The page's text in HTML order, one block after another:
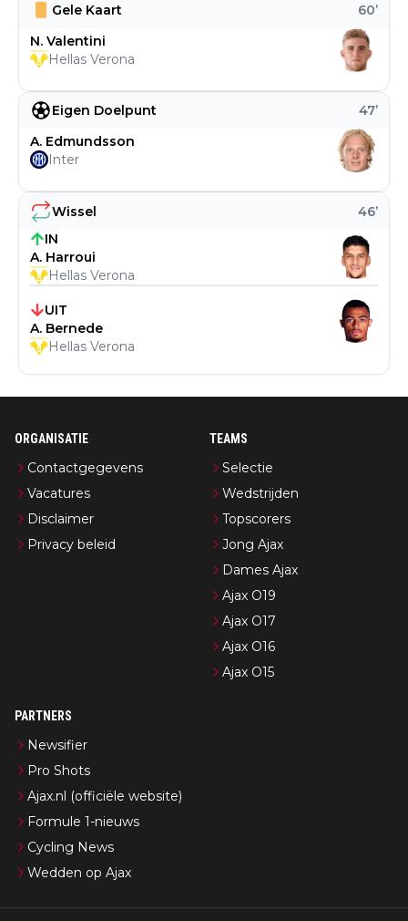
Wissel 46’
IN
A. Harroui
Hellas Verona
UIT
A. Bernede
Hellas Verona
Eigen Doelpunt 47’
A. Edmundsson
Inter
Gele Kaart 60’
N. Valentini
Hellas Verona
ORGANISATIE
Contactgegevens
Vacatures
Disclaimer
Privacy beleid
TEAMS
Selectie
Wedstrijden
Topscorers
Jong Ajax
Dames Ajax
Ajax O19
Ajax O17
Ajax O16
Ajax O15
PARTNERS
Newsifier
Pro Shots
Ajax.nl (officiële website)
Formule 1-nieuws
Cycling News
Wedden op Ajax